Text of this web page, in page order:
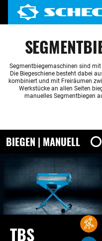
Segmentbiegemaschinen sind
Die Biegeschiene besteht dabei
kombiniert und mit Freiräumen
Werkstücke an allen Seiten
manuelles Segmentbiegen
BIEGEN | MANUELL
TBS